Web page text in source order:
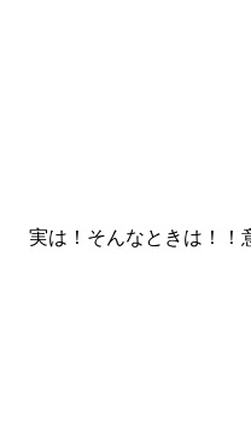
実は！そんなときは！！